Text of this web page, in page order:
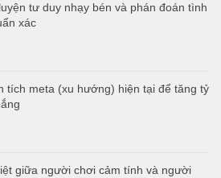
tư duy nhạy bén và phán đoán tình
xác
tích meta (xu hướng) hiện tại để tăng tỷ
giữa người chơi cảm tính và người